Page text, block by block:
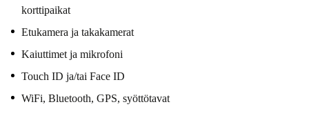
korttipaikat
Etukamera ja takakamerat
Kaiuttimet ja mikrofoni
Touch ID ja/tai Face ID
WiFi, Bluetooth, GPS, syöttötavat